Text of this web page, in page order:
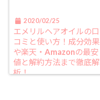
2020/02/25
エメリルヘアオイルの口
コミと使い方！成分効果
や楽天・Amazonの最安
値と解約方法まで徹底解
析！